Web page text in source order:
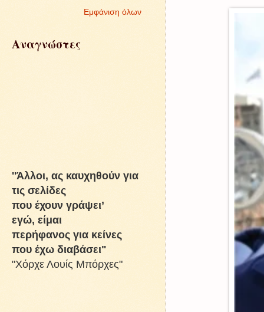
Εμφάνιση όλων
Αναγνώστες
''Άλλοι, ας καυχηθούν για
τις σελίδες
που έχουν γράψει’
εγώ, είμαι
περήφανος για κείνες
που έχω διαβάσει"
"Χόρχε Λουίς Μπόρχες"